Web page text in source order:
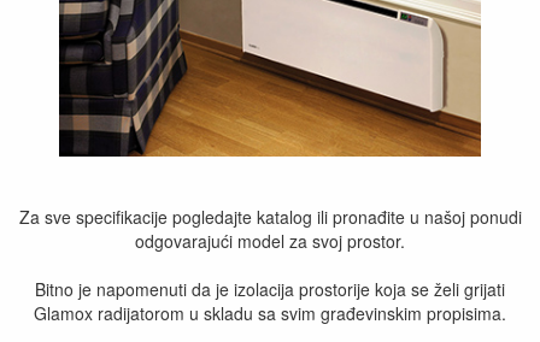
Za sve specifikacije pogledajte katalog ili pronađite u našoj ponudi
odgovarajući model za svoj prostor.
Bitno je napomenuti da je izolacija prostorije koja se želi grijati
Glamox radijatorom u skladu sa svim građevinskim propisima.